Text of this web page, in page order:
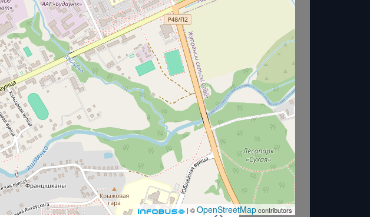
| ©OpenStreetMapcontributors